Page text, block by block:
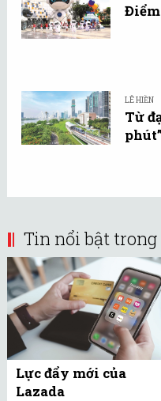
LÊ HIỀN
Từ
phút”
Tin nổi bật trong
Lực đẩy mới của
Lazada